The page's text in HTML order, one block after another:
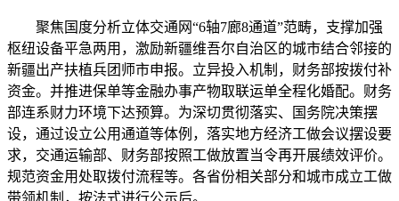
聚焦国度分析立体交通网“6轴7廊8通道”范畴，支撑加强
枢纽设备平急两用，激励新疆维吾尔自治区的城市结合邻接的
新疆出产扶植兵团师市申报。立异投入机制，财务部按拨付补
资金。并推进保单等金融办事产物取联运单全程化婚配。财务
部连系财力环境下达预算。为深切贯彻落实、国务院决策摆
设，通过设立公用通道等体例，落实地方经济工做会议摆设要
求，交通运输部、财务部按照工做放置当令再开展绩效评价。
规范资金用处取拨付流程等。各省份相关部分和城市成立工做
带领机制，按法式进行公示后。